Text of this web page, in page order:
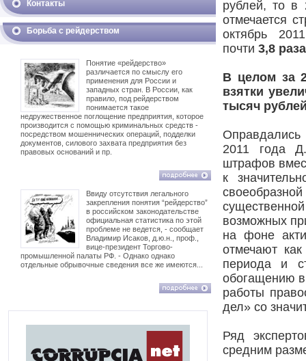
Контакты
Борьба с рейдерством
Понятие «рейдерство»
различается по смыслу его
применения для России и
западных стран. В России, как
правило, под рейдерством
понимается такое
недружественное поглощение предприятия, которое
производится с помощью криминальных средств -
посредством мошеннических операций, подделки
документов, силового захвата предприятия без
правовых оснований и пр.
Ввиду отсутствия легального
закрепления понятия “рейдерство”
в российском законодательстве
официальная статистика по этой
проблеме не ведется, - сообщает
Владимир Исаков, д.ю.н., проф.,
вице-президент Торгово-
промышленной палаты РФ. - Однако однако
отдельные обрывочные сведения все же имеются...
рублей, то
отмечается
октябрь
почти 3,8 раза
В целом за
взятки
тысяч
2011 года
штрафов
к
возможных
на фоне
отмечают
периода и
обогащению
работы
дел» со
Ряд
средним